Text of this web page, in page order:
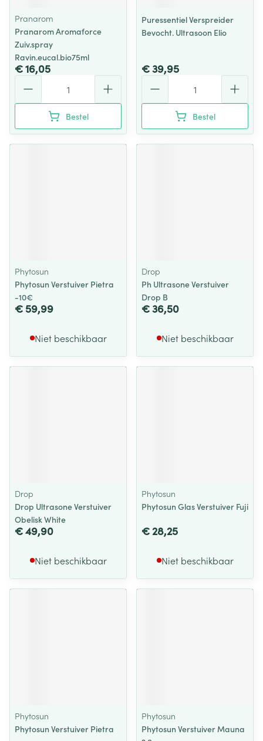
Pranarom
Pranarom Aromaforce
Zuiv.spray
Ravin.eucal.bio75ml
€ 16,05
Bestel
Puressentiel Verspreider
Bevocht. Ultrasoon Elio
€ 39,95
Bestel
Phytosun
Phytosun Verstuiver Pietra
-10€
€ 59,99
Niet beschikbaar
Drop
Ph Ultrasone Verstuiver
Drop B
€ 36,50
Niet beschikbaar
Drop
Drop Ultrasone Verstuiver
Obelisk White
€ 49,90
Niet beschikbaar
Phytosun
Phytosun Glas Verstuiver Fuji
€ 28,25
Niet beschikbaar
Phytosun
Phytosun Verstuiver Pietra
Phytosun
Phytosun Verstuiver Mauna